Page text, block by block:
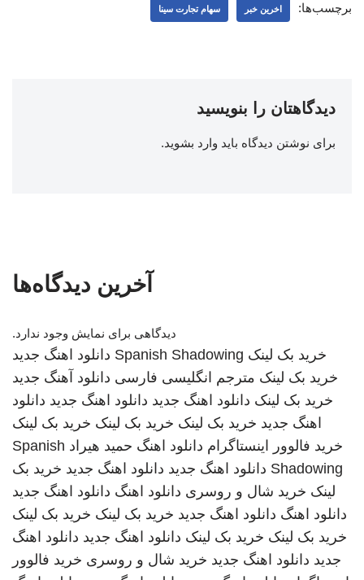
برچسب‌ها: اخرین خبر سهام تجارت سینا
دیدگاهتان را بنویسید
برای نوشتن دیدگاه باید وارد بشوید.
آخرین دیدگاه‌ها
دیدگاهی برای نمایش وجود ندارد.
خرید بک لینک Spanish Shadowing دانلود اهنگ جدید
خرید بک لینک مترجم انگلیسی فارسی دانلود آهنگ جدید
خرید بک لینک دانلود اهنگ جدید دانلود اهنگ جدید دانلود
اهنگ جدید خرید بک لینک خرید بک لینک خرید بک لینک
خرید فالوور اینستاگرام دانلود اهنگ حمید هیراد Spanish
Shadowing دانلود اهنگ جدید دانلود اهنگ جدید خرید بک
لینک خرید شال و روسری دانلود اهنگ دانلود اهنگ جدید
دانلود اهنگ دانلود اهنگ جدید خرید بک لینک خرید بک لینک
خرید بک لینک خرید بک لینک دانلود اهنگ جدید دانلود اهنگ
جدید دانلود اهنگ جدید خرید شال و روسری خرید فالوور